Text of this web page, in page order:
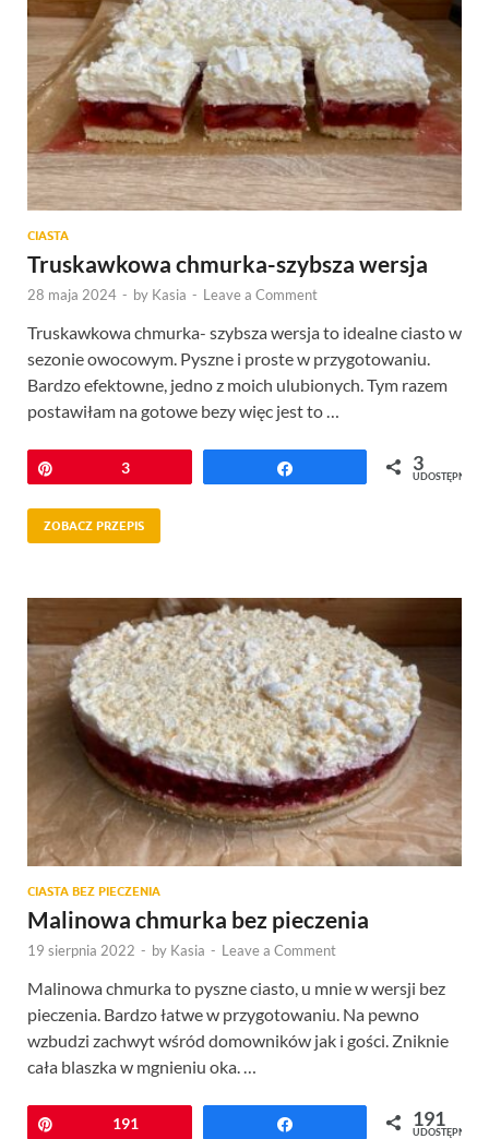
CIASTA
Truskawkowa chmurka-szybsza wersja
28 maja 2024 - by Kasia - Leave a Comment
Truskawkowa chmurka- szybsza wersja to idealne ciasto w
sezonie owocowym. Pyszne i proste w przygotowaniu.
Bardzo efektowne, jedno z moich ulubionych. Tym razem
postawiłam na gotowe bezy więc jest to …
Przypnij3 3
UDOSTĘPNIEŃ
ZOBACZ PRZEPIS
CIASTA BEZ PIECZENIA
Malinowa chmurka bez pieczenia
19 sierpnia 2022 - by Kasia - Leave a Comment
Malinowa chmurka to pyszne ciasto, u mnie w wersji bez
pieczenia. Bardzo łatwe w przygotowaniu. Na pewno
wzbudzi zachwyt wśród domowników jak i gości. Zniknie
cała blaszka w mgnieniu oka. …
Przypnij191 191
UDOSTĘPNIEŃ